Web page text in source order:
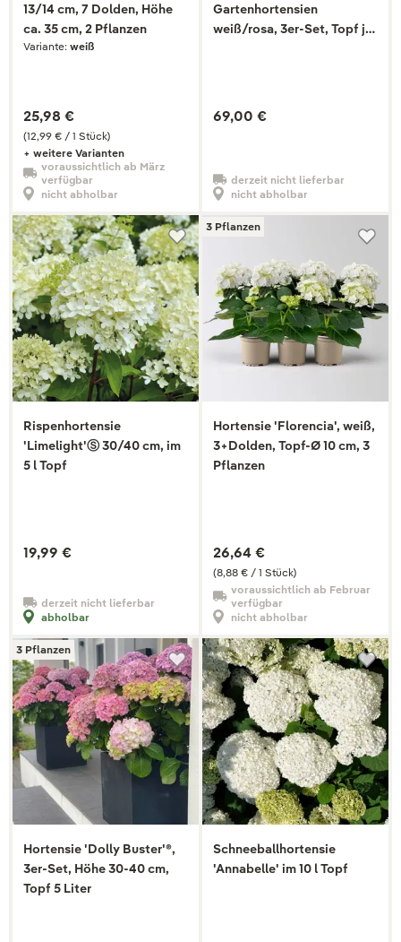
13/14 cm, 7 Dolden, Höhe
ca. 35 cm, 2 Pflanzen
Variante: weiß
(12,99 € / 1 Stück)
25,98 €
+ weitere Varianten
voraussichtlich ab März
verfügbar
nicht abholbar
Gartenhortensien
weiß/rosa, 3er-Set, Topf je
69,00 €
derzeit nicht lieferbar
nicht abholbar
Rispenhortensie
'Limelight'Ⓢ 30/40 cm, im
5 l Topf
19,99 €
derzeit nicht lieferbar
abholbar
3 Pflanzen
Hortensie 'Florencia', weiß,
3+Dolden, Topf-Ø 10 cm, 3
Pflanzen
(8,88 € / 1 Stück)
26,64 €
voraussichtlich ab Februar
verfügbar
nicht abholbar
3 Pflanzen
Hortensie 'Dolly Buster'®,
3er-Set, Höhe 30-40 cm,
Topf 5 Liter
Schneeballhortensie
'Annabelle' im 10 l Topf